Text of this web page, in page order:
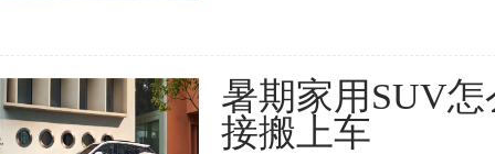
暑期家用SUV
接搬上车